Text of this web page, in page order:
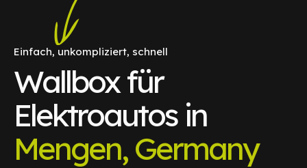
Einfach, unkompliziert, schnell
Wallbox für
Elektroautos in
Mengen, Germany